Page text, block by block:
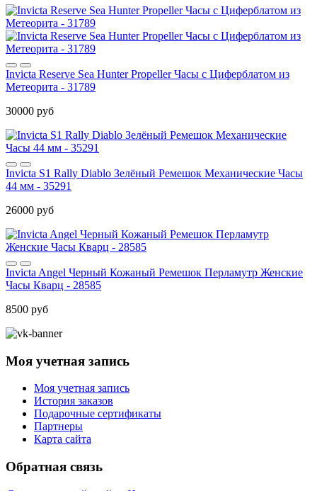
Invicta Reserve Sea Hunter Propeller Часы с Циферблатом из
Метеорита - 31789
30000 руб
Invicta S1 Rally Diablo Зелёный Ремешок Механические Часы
44 мм - 35291
26000 руб
Invicta Angel Черный Кожаный Ремешок Перламутр Женские
Часы Кварц - 28585
8500 руб
Моя учетная запись
Моя учетная запись
История заказов
Подарочные сертификаты
Партнеры
Карта сайта
Обратная связь